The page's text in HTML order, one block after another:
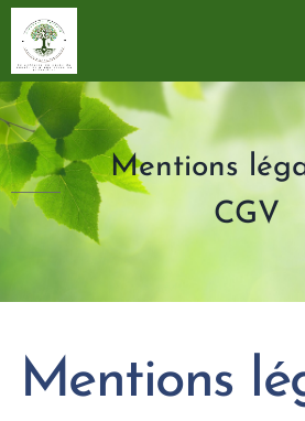
Mentions
CGV
Mentions